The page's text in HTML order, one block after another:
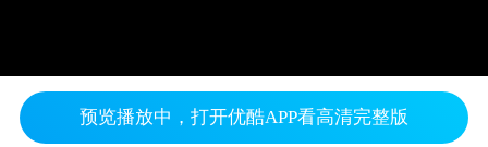
预览播放中，打开优酷APP看高清完整版